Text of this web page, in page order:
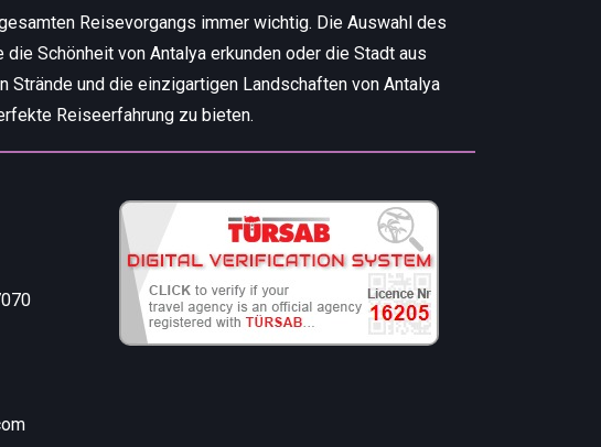
Reisevorgangs immer wichtig. Die Auswahl des
Schönheit von Antalya erkunden oder die Stadt aus
Strände und die einzigartigen Landschaften von Antalya
Reiseerfahrung zu bieten.